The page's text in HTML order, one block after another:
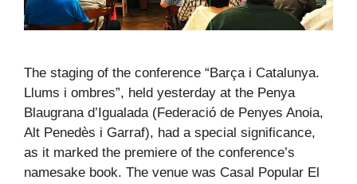
The staging of the conference “Barça i Catalunya.
Llums i ombres”, held yesterday at the Penya
Blaugrana d’Igualada (Federació de Penyes Anoia,
Alt Penedès i Garraf), had a special significance,
as it marked the premiere of the conference’s
namesake book. The venue was Casal Popular El